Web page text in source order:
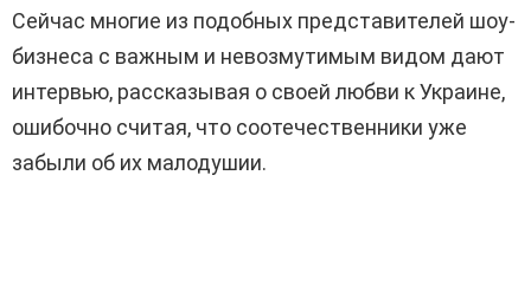
Сейчас многие из подобных представителей шоу-
бизнеса с важным и невозмутимым видом дают
интервью, рассказывая о своей любви к Украине,
ошибочно считая, что соотечественники уже
забыли об их малодушии.